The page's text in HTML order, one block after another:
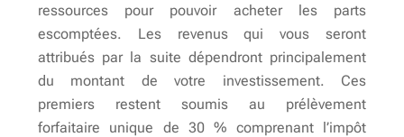
ressources pour pouvoir acheter les parts
escomptées. Les revenus qui vous seront
attribués par la suite dépendront principalement
du montant de votre investissement. Ces
premiers restent soumis au prélèvement
forfaitaire unique de 30 % comprenant l’impôt